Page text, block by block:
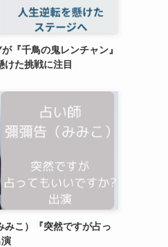
『千鳥の鬼レンチャン』
けた挑戦に注目
みこ）『突然ですが占っ